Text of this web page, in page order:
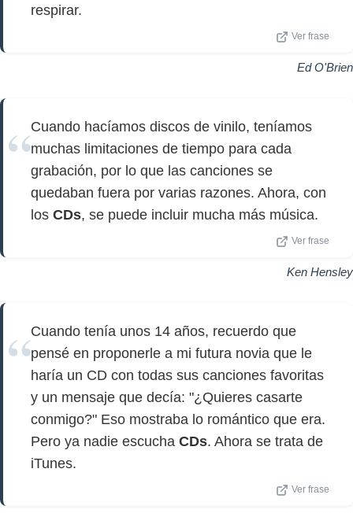
respirar.
Ver frase
Ed O'Brien
Cuando hacíamos discos de vinilo, teníamos
muchas limitaciones de tiempo para cada
grabación, por lo que las canciones se
quedaban fuera por varias razones. Ahora, con
los CDs, se puede incluir mucha más música.
Ver frase
Ken Hensley
Cuando tenía unos 14 años, recuerdo que
pensé en proponerle a mi futura novia que le
haría un CD con todas sus canciones favoritas
y un mensaje que decía: "¿Quieres casarte
conmigo?" Eso mostraba lo romántico que era.
Pero ya nadie escucha CDs. Ahora se trata de
iTunes.
Ver frase